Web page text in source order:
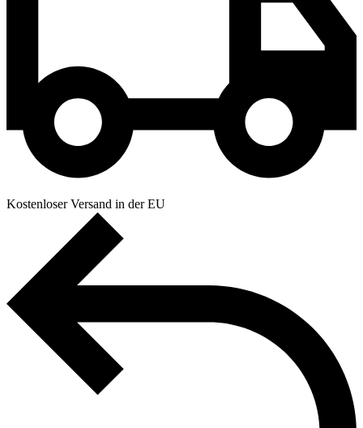
Kostenloser Versand in der EU